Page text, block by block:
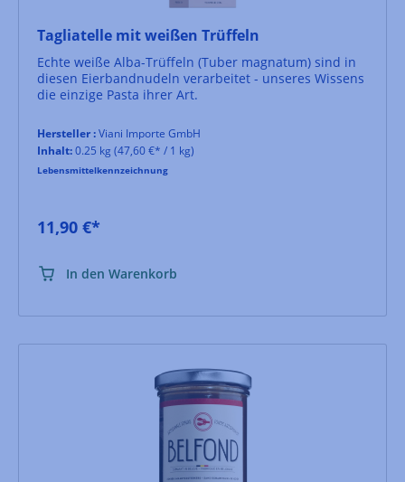
Tagliatelle mit weißen Trüffeln
Echte weiße Alba-Trüffeln (Tuber magnatum) sind in
diesen Eierbandnudeln verarbeitet - unseres Wissens
die einzige Pasta ihrer Art.
Hersteller :Viani Importe GmbH
Inhalt:0.25 kg (47,60 €* / 1 kg)
Lebensmittelkennzeichnung
11,90 €*
In den Warenkorb